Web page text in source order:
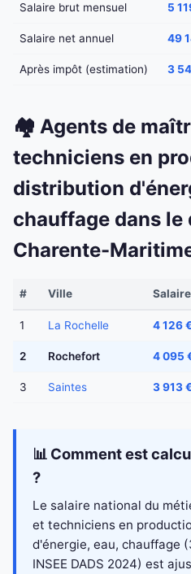
Salaire brut mensuel 5
Salaire net annuel 49
Après impôt (estimation) 3
🏘️ Agents de
techniciens en
distribution
chauffage dans
Charente-
# Ville
1 La Rochelle 4 126
2 Rochefort 4 095
3 Saintes 3 913
📊 Comment est
?
Le salaire national du
et techniciens en
d'énergie, eau, chauffage
INSEE DADS 2024) est